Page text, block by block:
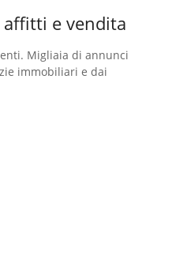
e vendita
Migliaia di annunci
immobiliari e dai